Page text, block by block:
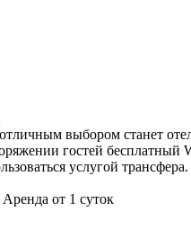
выбором станет
гостей
услугой
Аренда от 1 суток